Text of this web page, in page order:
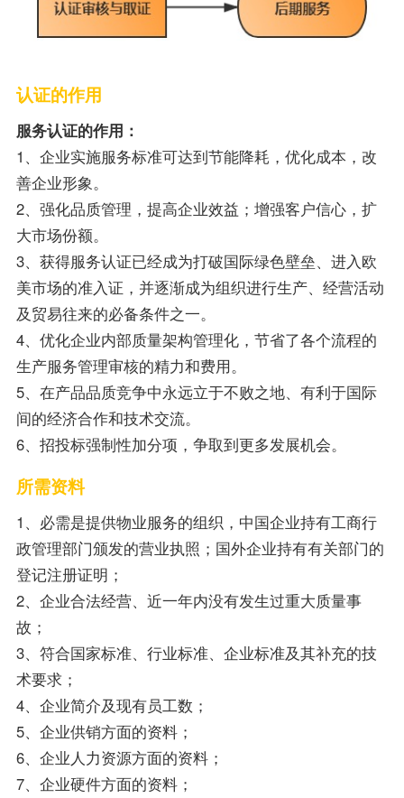
认证的作用
服务认证的作用：
1、企业实施服务标准可达到节能降耗，优化成本，改
善企业形象。
2、强化品质管理，提高企业效益；增强客户信心，扩
大市场份额。
3、获得服务认证已经成为打破国际绿色壁垒、进入欧
美市场的准入证，并逐渐成为组织进行生产、经营活动
及贸易往来的必备条件之一。
4、优化企业内部质量架构管理化，节省了各个流程的
生产服务管理审核的精力和费用。
5、在产品品质竞争中永远立于不败之地、有利于国际
间的经济合作和技术交流。
6、招投标强制性加分项，争取到更多发展机会。
所需资料
1、必需是提供物业服务的组织，中国企业持有工商行
政管理部门颁发的营业执照；国外企业持有有关部门的
登记注册证明；
2、企业合法经营、近一年内没有发生过重大质量事
故；
3、符合国家标准、行业标准、企业标准及其补充的技
术要求；
4、企业简介及现有员工数；
5、企业供销方面的资料；
6、企业人力资源方面的资料；
7、企业硬件方面的资料；